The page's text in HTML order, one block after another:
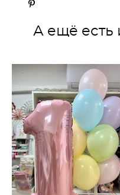
А ещё есть